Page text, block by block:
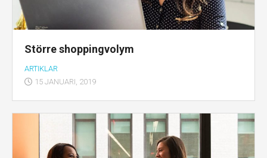
Större shoppingvolym
ARTIKLAR
15 JANUARI, 2019